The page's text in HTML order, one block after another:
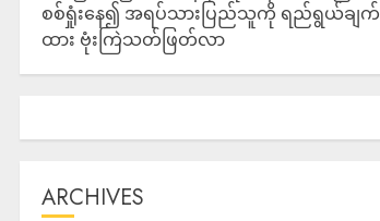
စစ်ရှုံးနေ၍ အရပ်သားပြည်သူကို ရည်ရွယ်ချက်
ထား ဗုံးကြဲသတ်ဖြတ်လာ
ARCHIVES